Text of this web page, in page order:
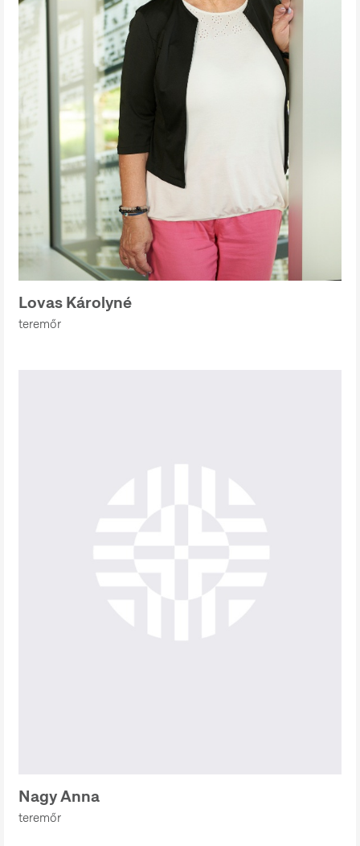
Lovas Károlyné
teremőr
Nagy Anna
teremőr